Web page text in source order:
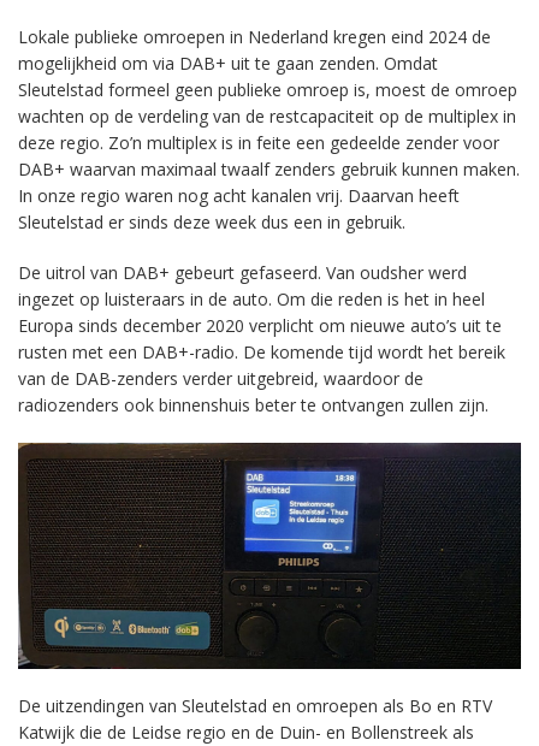
Lokale publieke omroepen in Nederland kregen eind 2024 de
mogelijkheid om via DAB+ uit te gaan zenden. Omdat
Sleutelstad formeel geen publieke omroep is, moest de omroep
wachten op de verdeling van de restcapaciteit op de multiplex in
deze regio. Zo’n multiplex is in feite een gedeelde zender voor
DAB+ waarvan maximaal twaalf zenders gebruik kunnen maken.
In onze regio waren nog acht kanalen vrij. Daarvan heeft
Sleutelstad er sinds deze week dus een in gebruik.
De uitrol van DAB+ gebeurt gefaseerd. Van oudsher werd
ingezet op luisteraars in de auto. Om die reden is het in heel
Europa sinds december 2020 verplicht om nieuwe auto’s uit te
rusten met een DAB+-radio. De komende tijd wordt het bereik
van de DAB-zenders verder uitgebreid, waardoor de
radiozenders ook binnenshuis beter te ontvangen zullen zijn.
De uitzendingen van Sleutelstad en omroepen als Bo en RTV
Katwijk die de Leidse regio en de Duin- en Bollenstreek als